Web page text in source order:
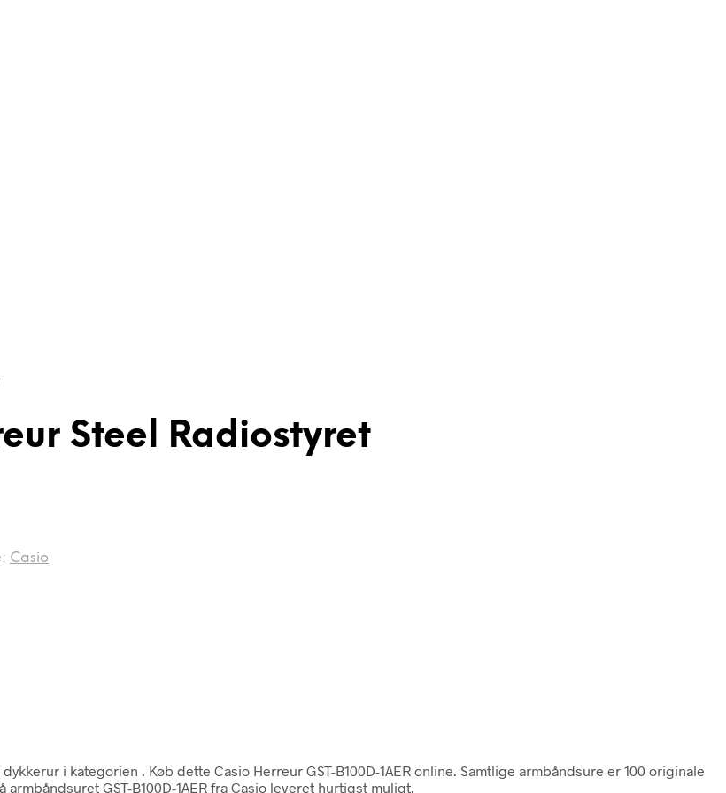
Steel Radiostyret
Casio
dykkerur i kategorien
. Køb dette Casio Herreur GST-B100D-1AER online. Samtlige armbåndsure er 100 originale
GST-B100D-1AER fra Casio leveret hurtigst muligt.